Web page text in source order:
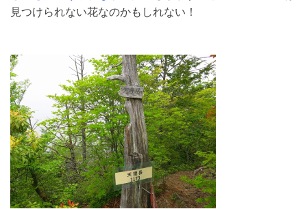
見つけられない花なのかもしれない！